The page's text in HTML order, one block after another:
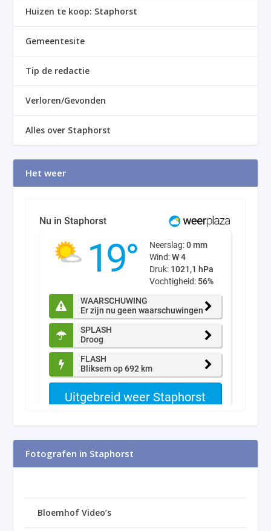
Huizen te koop: Staphorst
Gemeentesite
Tip de redactie
Verloren/Gevonden
Alles over Staphorst
Het weer
Fotografen in Staphorst
Bloemhof Video’s